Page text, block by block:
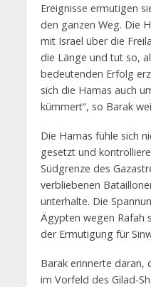
Ereignisse ermutigen
den ganzen Weg. Die
mit Israel über die
die Länge und tut so,
bedeutenden Erfolg
sich die Hamas auch
kümmert“, so Barak
Die Hamas fühle sich
gesetzt und
Südgrenze des
verbliebenen
unterhalte. Die
Ägypten wegen Rafah
der Ermutigung für
Barak erinnerte daran,
im Vorfeld des Gilad-